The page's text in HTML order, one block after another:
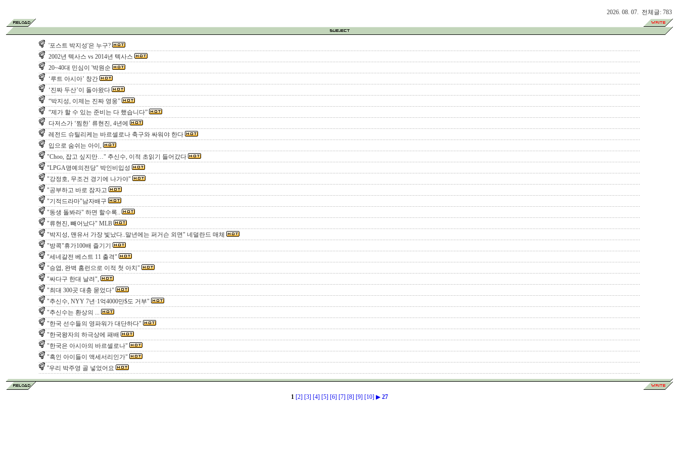
2026. 08. 07. 전체글: 783
'포스트 박지성'은 누구?
2002년 텍사스 vs 2014년 텍사스
20~40대 민심이 '박원순
‘루트 아시아’ 창간
‘진짜 두산’이 돌아왔다
“박지성, 이제는 진짜 영웅”
“제가 할 수 있는 준비는 다 했습니다”
다저스가 ‘찜한’ 류현진, 4년에
레전드 슈틸리케는 바르셀로나 축구와 싸워야 한다
입으로 숨쉬는 아이,
"Choo, 잡고 싶지만…" 추신수, 이적 초읽기 들어갔다
"LPGA명예의전당" 박인비입성
"강정호, 무조건 경기에 나가야"
"공부하고 바로 잠자고
"기적드라마"남자배구
"동생 돌봐라" 하면 할수록..
"류현진, 빼어났다" MLB
"박지성, 맨유서 가장 빛났다..말년에는 퍼거슨 외면" 네덜란드 매체
"방콕"휴가100배 즐기기
"세네갈전 베스트 11 출격"
"승엽, 완벽 홈런으로 이적 첫 아치"
"싸다구 한대 날려",
"최대 300곳 대충 묻었다"
"추신수, NYY 7년·1억4000만$도 거부"
"추신수는 환상의 ...
"한국 선수들의 영파워가 대단하다"
"한국왕자의 하극상에 패배
"한국은 아시아의 바르셀로나"
"흑인 아이들이 액세서리인가"
''우리 박주영 골 넣었어요
1 [2] [3] [4] [5] [6] [7] [8] [9] [10] ▶ 27